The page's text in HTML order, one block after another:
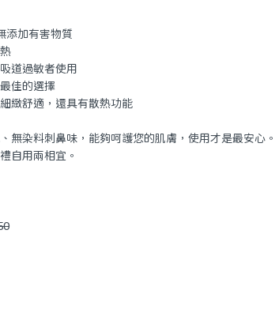
添加有害物質
道過敏者使用
佳的選擇
緻舒適，還具有散熱功能
無染料刺鼻味，能夠呵護您的肌膚，使用才是最安心。
自用兩相宜。